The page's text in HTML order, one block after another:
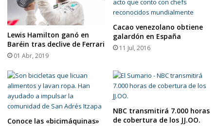
Lewis Hamilton ganó en
Baréin tras declive de Ferrari
01 Abr, 2019
Cacao venezolano obtiene
galardón en España
11 Jul, 2016
Conoce las «bicimáquinas»
NBC transmitirá 7.000 horas
de cobertura de los JJ.OO.